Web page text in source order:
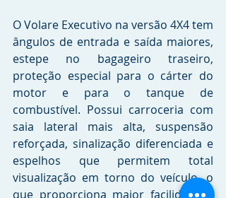
O Volare Executivo na versão 4X4 tem
ângulos de entrada e saída maiores,
estepe no bagageiro traseiro,
proteção especial para o cárter do
motor e para o tanque de
combustível. Possui carroceria com
saia lateral mais alta, suspensão
reforçada, sinalização diferenciada e
espelhos que permitem total
visualização em torno do veículo, o
que proporciona maior facilidade e